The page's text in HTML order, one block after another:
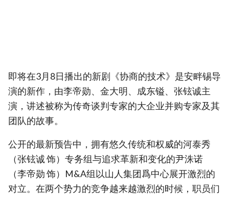
即将在3月8日播出的新剧《协商的技术》是安畔锡导
演的新作，由李帝勋、金大明、成东镒、张铉诚主
演，讲述被称为传奇谈判专家的大企业并购专家及其
团队的故事。
公开的最新预告中，拥有悠久传统和权威的河泰秀
（张铉诚 饰）专务组与追求革新和变化的尹洙诺
（李帝勋 饰）M&A组以山人集团爲中心展开激烈的
对立。在两个势力的竞争越来越激烈的时候，职员们